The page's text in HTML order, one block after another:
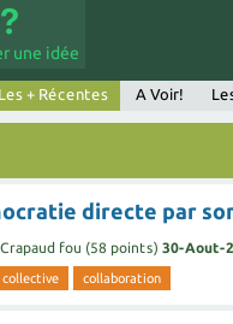
une idée
Les + Récentes A Voir!
directe par
Crapaud fou (58 points) 30-Aout-
collaboration